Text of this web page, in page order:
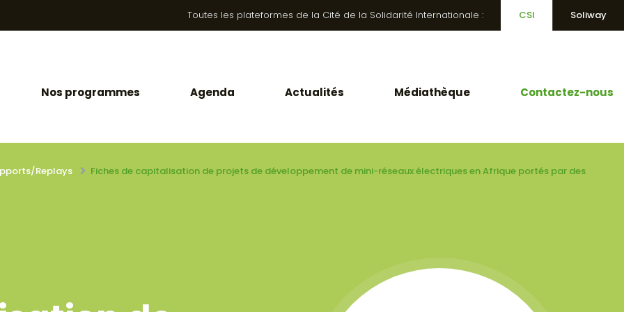
Toutes les plateformes de la Cité de la Solidarité Internationale : CSI Soliway
Nos programmes Agenda Actualités Médiathèque Contactez-nous
Replays Fiches de capitalisation de projets de développement de mini-réseaux électriques en Afrique portés par des